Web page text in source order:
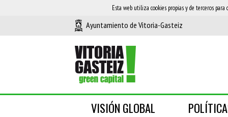
Esta web utiliza cookies propias y de terceros
Ayuntamiento de Vitoria-Gasteiz
VISIÓN GLOBAL